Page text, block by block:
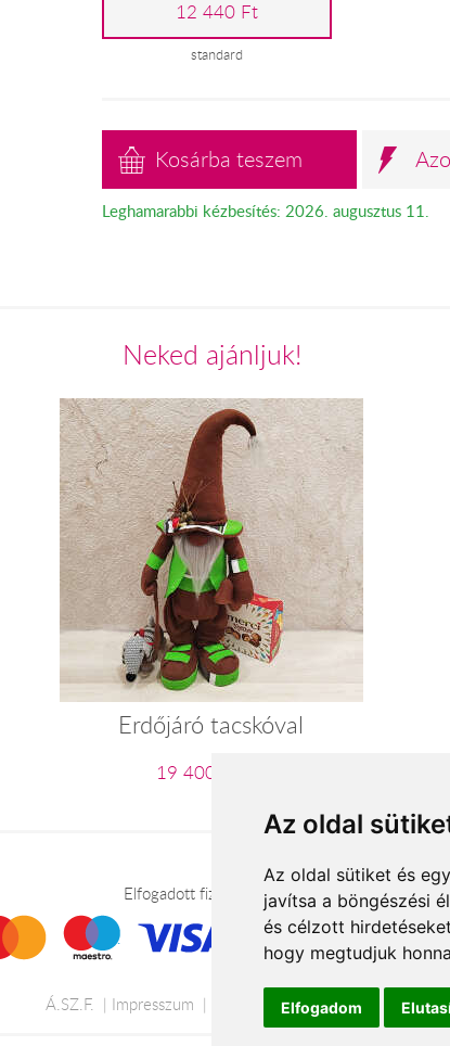
Az oldal
Az oldal sütiket és
javítsa a böngészési
és célzott
hogy megtudjuk
Elfogadom
12 440 Ft
standard
Kosárba teszem
Leghamarabbi kézbesítés: 2026. augusztus 11.
Neked ajánljuk!
Erdőjáró tacskóval
19 400 Ft-tól
Elfogadott fizetési módok
Á.SZ.F. Impresszum Adatkezelési tájékoztató